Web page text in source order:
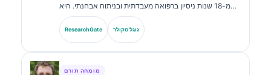
מ-18 שנות ניסיון ברפואה מעבדתית ובניתוח אבחנתי. היא
מחזיקה בהסמכות התמחות בכימיה קלינית, ופרסמה רבות על
לוחות סמנים ביולוגיים וניתוח מעבדתי במסגרת פרקטיקה
ResearchGate גוגל סקולר
מומחה תורם